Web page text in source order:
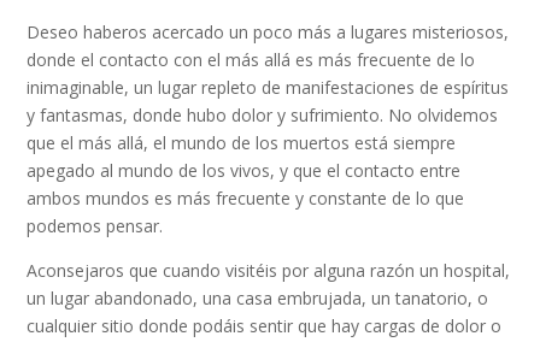
Deseo haberos acercado un poco más a lugares misteriosos,
donde el contacto con el más allá es más frecuente de lo
inimaginable, un lugar repleto de manifestaciones de espíritus
y fantasmas, donde hubo dolor y sufrimiento. No olvidemos
que el más allá, el mundo de los muertos está siempre
apegado al mundo de los vivos, y que el contacto entre
ambos mundos es más frecuente y constante de lo que
podemos pensar.
Aconsejaros que cuando visitéis por alguna razón un hospital,
un lugar abandonado, una casa embrujada, un tanatorio, o
cualquier sitio donde podáis sentir que hay cargas de dolor o